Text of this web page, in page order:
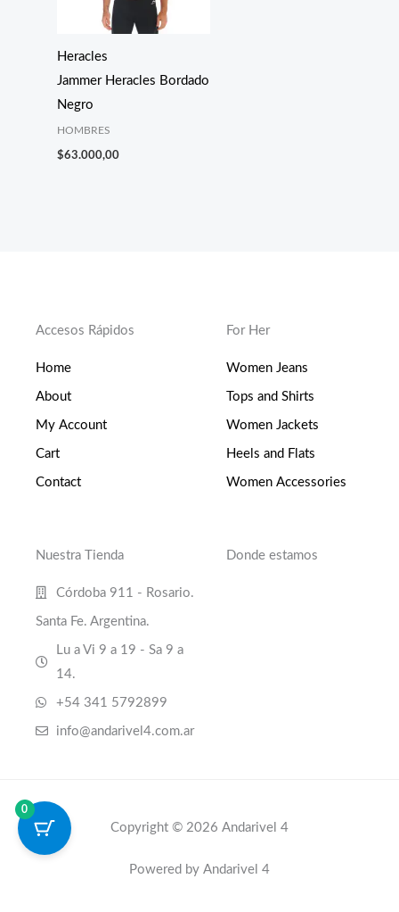
Heracles
Jammer Heracles Bordado
Negro
HOMBRES
$63.000,00
Accesos Rápidos
Home
About
My Account
Cart
Contact
For Her
Women Jeans
Tops and Shirts
Women Jackets
Heels and Flats
Women Accessories
Nuestra Tienda
Córdoba 911 - Rosario.
Santa Fe. Argentina.
Lu a Vi 9 a 19 - Sa 9 a
14.
+54 341 5792899
info@andarivel4.com.ar
Donde estamos
Copyright © 2026 Andarivel 4
Powered by Andarivel 4
0